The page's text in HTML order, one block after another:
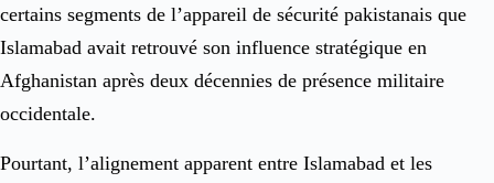
certains segments de l’appareil de sécurité pakistanais que
Islamabad avait retrouvé son influence stratégique en
Afghanistan après deux décennies de présence militaire
occidentale.
Pourtant, l’alignement apparent entre Islamabad et les